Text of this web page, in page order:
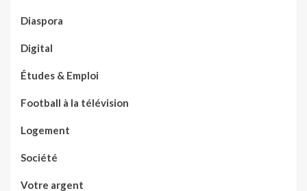
Diaspora
Digital
Études & Emploi
Football à la télévision
Logement
Société
Votre argent